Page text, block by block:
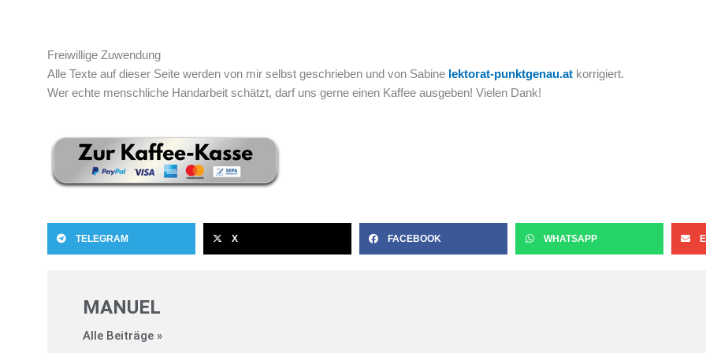
Freiwillige Zuwendung
Alle Texte auf dieser Seite werden von mir selbst geschrieben und von Sabine lektorat-punktgenau.at korrigiert.
Wer echte menschliche Handarbeit schätzt, darf uns gerne einen Kaffee ausgeben! Vielen Dank!
TELEGRAM X FACEBOOK WHATSAPP
MANUEL
Alle Beiträge »